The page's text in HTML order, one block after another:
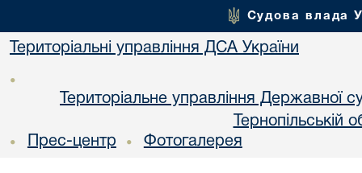
Судова влада
Територіальні управління ДСА України
•
Територіальне управління Державної
Тернопільській
• Прес-центр • Фотогалерея